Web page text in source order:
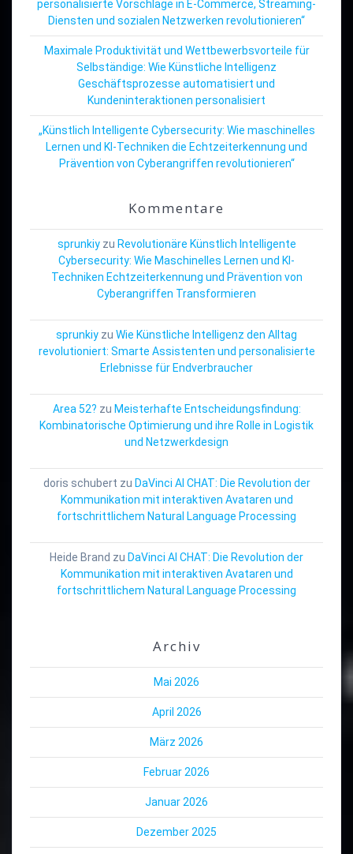
personalisierte Vorschläge in E-Commerce, Streaming-
Diensten und sozialen Netzwerken revolutionieren“
Maximale Produktivität und Wettbewerbsvorteile für
Selbständige: Wie Künstliche Intelligenz
Geschäftsprozesse automatisiert und
Kundeninteraktionen personalisiert
„Künstlich Intelligente Cybersecurity: Wie maschinelles
Lernen und KI-Techniken die Echtzeiterkennung und
Prävention von Cyberangriffen revolutionieren“
Kommentare
sprunkiyzu Revolutionäre Künstlich Intelligente
Cybersecurity: Wie Maschinelles Lernen und KI-
Techniken Echtzeiterkennung und Prävention von
Cyberangriffen Transformieren
sprunkiy zu Wie Künstliche Intelligenz den Alltag
revolutioniert: Smarte Assistenten und personalisierte
Erlebnisse für Endverbraucher
Area 52? zu Meisterhafte Entscheidungsfindung:
Kombinatorische Optimierung und ihre Rolle in Logistik
und Netzwerkdesign
doris schubert zu DaVinci AI CHAT: Die Revolution der
Kommunikation mit interaktiven Avataren und
fortschrittlichem Natural Language Processing
Heide Brand zu DaVinci AI CHAT: Die Revolution der
Kommunikation mit interaktiven Avataren und
fortschrittlichem Natural Language Processing
Archiv
Mai 2026
April 2026
März 2026
Februar 2026
Januar 2026
Dezember 2025